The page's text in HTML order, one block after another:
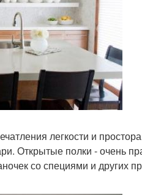
легкости и
Открытые полки - очень
со специями и других